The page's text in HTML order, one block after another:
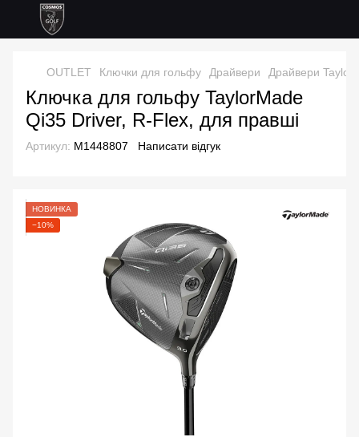
OUTLET Ключки для гольфу Драйвери Драйвери
Ключка для гольфу TaylorMade
Qi35 Driver, R-Flex, для правші
Артикул: M1448807 Написати відгук
НОВИНКА
−10%